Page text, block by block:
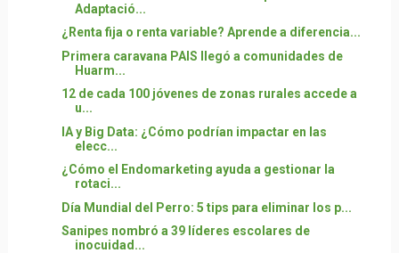
Adaptació...
¿Renta fija o renta variable? Aprende a diferencia...
Primera caravana PAIS llegó a comunidades de
Huarm...
12 de cada 100 jóvenes de zonas rurales accede a
u...
IA y Big Data: ¿Cómo podrían impactar en las
elecc...
¿Cómo el Endomarketing ayuda a gestionar la
rotaci...
Día Mundial del Perro: 5 tips para eliminar los p...
Sanipes nombró a 39 líderes escolares de
inocuidad...